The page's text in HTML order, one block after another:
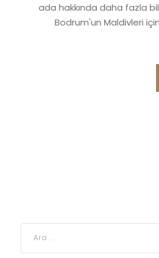
ada hakkında daha fazla
Bodrum'un Maldivleri için